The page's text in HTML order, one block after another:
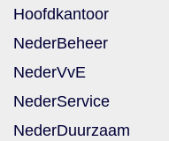
Hoofdkantoor
NederBeheer
NederVvE
NederService
NederDuurzaam